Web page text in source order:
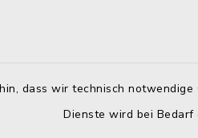
dass wir technisch
Dienste wird bei